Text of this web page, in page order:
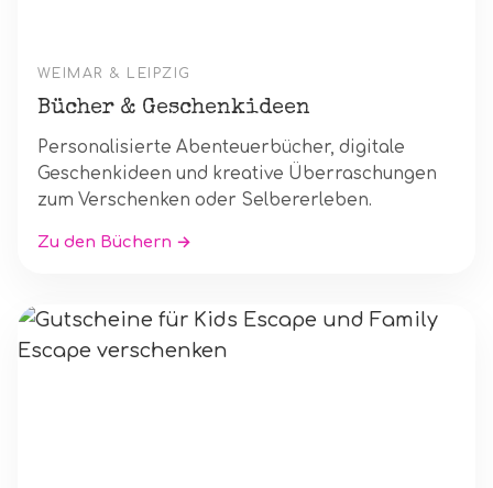
WEIMAR & LEIPZIG
Bücher & Geschenkideen
Personalisierte Abenteuerbücher, digitale
Geschenkideen und kreative Überraschungen
zum Verschenken oder Selbererleben.
Zu den Büchern →